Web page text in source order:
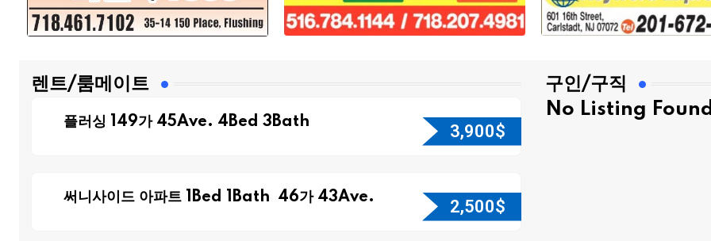
렌트/룸메이트
플러싱 149가 45Ave. 4Bed 3Bath 3,900$
써니사이드 아파트 1Bed 1Bath 46가 43Ave. 2,500$
구인/구직
No Listing